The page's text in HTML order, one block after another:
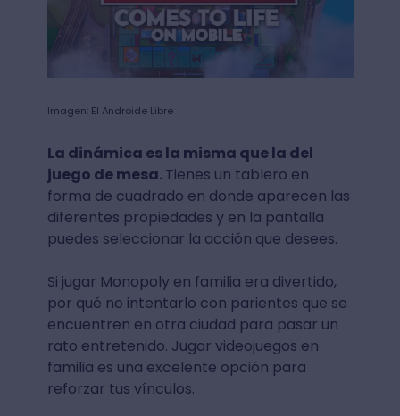
Imagen: El Androide Libre
La dinámica es la misma que la del
juego de mesa.Tienes un tablero en
forma de cuadrado en donde aparecen las
diferentes propiedades y en la pantalla
puedes seleccionar la acción que desees.
Si jugar Monopoly en familia era divertido,
por qué no intentarlo con parientes que se
encuentren en otra ciudad para pasar un
rato entretenido. Jugar videojuegos en
familia es una excelente opción para
reforzar tus vínculos.